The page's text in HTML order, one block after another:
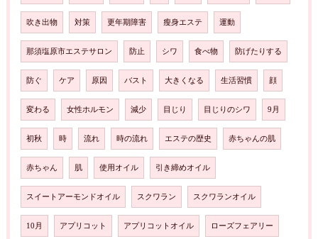
吹き出物 対策 更年期障害 瘦身エステ 運動
那須塩原市エステサロン 防止 シワ 食べ物 防げたりする
防ぐ ケア 原因 バスト 大きくなる 生活習慣 顔
変わる 女性ホルモン 減少 目じり 目じりのシワ 9月
初秋 時 流れ 時の流れ エステの歴史 赤ちゃんの肌
赤ちゃん 肌 使用オイル 引き締めオイル
スイートアーモンドオイル スクワラン スクワランオイル
10月 アプリコット アプリコットオイル ローズフェアリー